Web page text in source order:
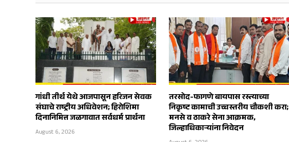
गांधी तीर्थ येथे आजपासून हरिजन सेवक
संघाचे राष्ट्रीय अधिवेशन; हिरोशिमा
दिनानिमित्त जळगावात सर्वधर्म प्रार्थना
August 6, 2026
तरसोद-फागणे बायपास रस्त्याच्या
निकृष्ट कामाची उच्चस्तरीय चौकशी करा;
मनसे व ठाकरे सेना आक्रमक,
जिल्हाधिकाऱ्यांना निवेदन